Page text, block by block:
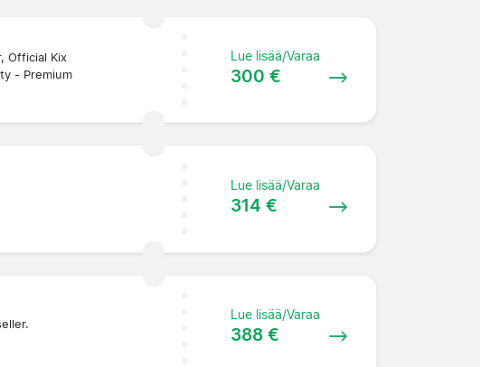
Official Kix
- Premium
Lue lisää/Varaa
300 €
Lue lisää/Varaa
314 €
Lue lisää/Varaa
388 €